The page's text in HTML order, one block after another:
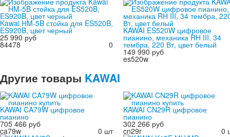
Kawai HM-5B стойка для ES520B,
ES920B, цвет черный
25 990 руб
0
84478
KAWAI ES520W цифровое
пианино, механика RH III, 34
тембра, 220 Вт, цвет белый
149 990 руб
es520w
Другие товары KAWAI
KAWAI CA79W цифровое
пианино
705 466 руб
0 шт
ca79w
KAWAI CN29R цифровое
пианино
302 266 руб
0
cn29r